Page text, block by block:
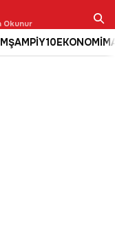
Okunur
ŞAMPİY10EKONOMİ
Ara